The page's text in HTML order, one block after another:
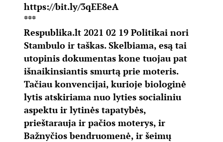
https://bit.ly/3qEE8eA
***
Respublika.lt 2021 02 19 Politikai nori
Stambulo ir taškas. Skelbiama, esą tai
utopinis dokumentas kone tuojau pat
išnaikinsiantis smurtą prie moteris.
Tačiau konvencijai, kurioje biologinė
lytis atskiriama nuo lyties socialiniu
aspektu ir lytinės tapatybės,
prieštarauja ir pačios moterys, ir
Bažnyčios bendruomenė, ir šeimų